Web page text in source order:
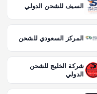
السيف للشحن الدولي
المركز السعودي للشحن
شركة الخليج للشحن
الدولي